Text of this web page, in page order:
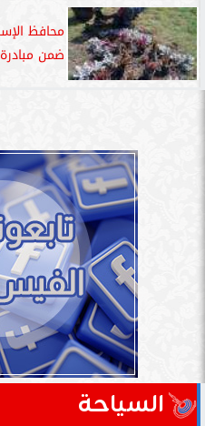
ضمن مبادرة 100 مليون شجرة
السياحة